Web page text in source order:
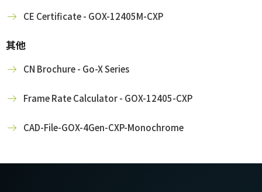
CE Certificate - GOX-12405M-CXP
其他
CN Brochure - Go-X Series
Frame Rate Calculator - GOX-12405-CXP
CAD-File-GOX-4Gen-CXP-Monochrome